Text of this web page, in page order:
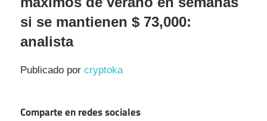
si se mantienen $ 73,000:
analista
Publicado por cryptoka
Comparte en redes sociales